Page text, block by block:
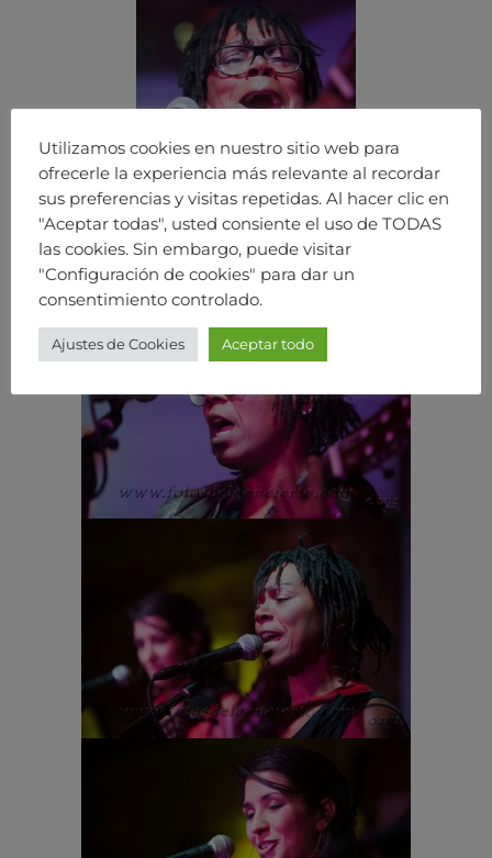
Utilizamos cookies en nuestro sitio web para
ofrecerle la experiencia más relevante al recordar
sus preferencias y visitas repetidas. Al hacer clic en
"Aceptar todas", usted consiente el uso de TODAS
las cookies. Sin embargo, puede visitar
"Configuración de cookies" para dar un
consentimiento controlado.
Ajustes de Cookies Aceptar todo